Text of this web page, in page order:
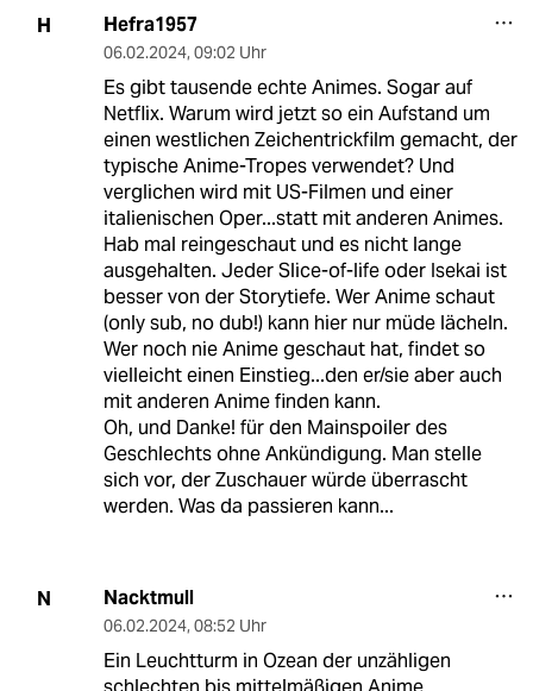
H Hefra1957
06.02.2024, 09:02 Uhr
Es gibt tausende echte Animes. Sogar auf
Netflix. Warum wird jetzt so ein Aufstand um
einen westlichen Zeichentrickfilm gemacht, der
typische Anime-Tropes verwendet? Und
verglichen wird mit US-Filmen und einer
italienischen Oper...statt mit anderen Animes.
Hab mal reingeschaut und es nicht lange
ausgehalten. Jeder Slice-of-life oder Isekai ist
besser von der Storytiefe. Wer Anime schaut
(only sub, no dub!) kann hier nur müde lächeln.
Wer noch nie Anime geschaut hat, findet so
vielleicht einen Einstieg...den er/sie aber auch
mit anderen Anime finden kann.
Oh, und Danke! für den Mainspoiler des
Geschlechts ohne Ankündigung. Man stelle
sich vor, der Zuschauer würde überrascht
werden. Was da passieren kann...
N Nacktmull
06.02.2024, 08:52 Uhr
Ein Leuchtturm in Ozean der unzähligen